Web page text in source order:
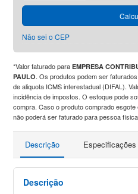
Não sei o CEP
*Valor faturado paraEMPRESA
PAULO. Os produtos podem ser
de aliquota ICMS interestadual (DIFAL).
incidência de impostos. O estoque pode
compra. Caso o produto comprado
não poderá ser faturado para pessoa
Descrição
Descrição